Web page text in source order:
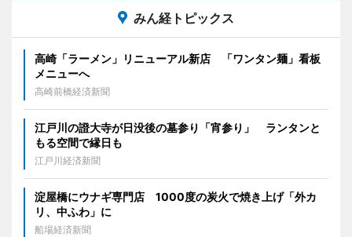
みん経トピックス
高崎「ラーメン」リニューアル新店 「ワンタン麺」看板
メニューへ
高崎前橋経済新聞
江戸川の證大寺が日没後の墓参り「宵参り」 ランタンと
もる空間で縁日も
江戸川経済新聞
淀屋橋にウナギ専門店 1000度の炭火で焼き上げ「外カ
リ、中ふわ」に
船場経済新聞